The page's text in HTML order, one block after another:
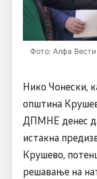
Фото: Алфа Вести
Нико Чонески,
општина
ДПМНЕ денес
истакна
Крушево,
решавање на